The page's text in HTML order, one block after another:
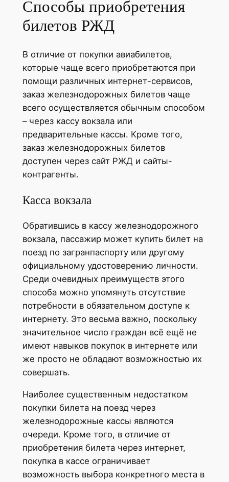
Способы приобретения
билетов РЖД
В отличие от покупки авиабилетов,
которые чаще всего приобретаются при
помощи различных интернет-сервисов,
заказ железнодорожных билетов чаще
всего осуществляется обычным способом
– через кассу вокзала или
предварительные кассы. Кроме того,
заказ железнодорожных билетов
доступен через сайт РЖД и сайты-
контрагенты.
Касса вокзала
Обратившись в кассу железнодорожного
вокзала, пассажир может купить билет на
поезд по загранпаспорту или другому
официальному удостоверению личности.
Среди очевидных преимуществ этого
способа можно упомянуть отсутствие
потребности в обязательном доступе к
интернету. Это весьма важно, поскольку
значительное число граждан всё ещё не
имеют навыков покупок в интернете или
же просто не обладают возможностью их
совершать.
Наиболее существенным недостатком
покупки билета на поезд через
железнодорожные кассы являются
очереди. Кроме того, в отличие от
приобретения билета через интернет,
покупка в кассе ограничивает
возможность выбора конкретного места в